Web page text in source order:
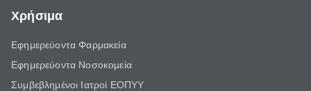
Χρήσιμα
Εφημερεύοντα Φαρμακεία
Εφημερεύοντα Νοσοκομεία
Συμβεβλημένοι Ιατροί ΕΟΠΥΥ